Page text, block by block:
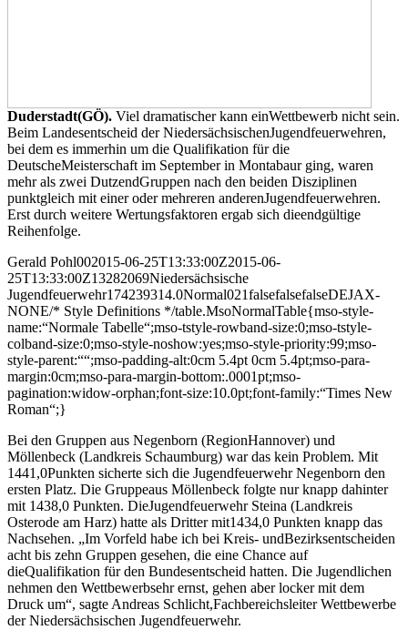
Duderstadt(GÖ). Viel dramatischer kann einWettbewerb nicht sein.
Beim Landesentscheid der NiedersächsischenJugendfeuerwehren,
bei dem es immerhin um die Qualifikation für die
DeutscheMeisterschaft im September in Montabaur ging, waren
mehr als zwei DutzendGruppen nach den beiden Disziplinen
punktgleich mit einer oder mehreren anderenJugendfeuerwehren.
Erst durch weitere Wertungsfaktoren ergab sich dieendgültige
Reihenfolge.
Gerald Pohl002015-06-25T13:33:00Z2015-06-
25T13:33:00Z13282069Niedersächsische
Jugendfeuerwehr174239314.0Normal021falsefalsefalseDEJAX-
NONE/* Style Definitions */table.MsoNormalTable{mso-style-
name:“Normale Tabelle“;mso-tstyle-rowband-size:0;mso-tstyle-
colband-size:0;mso-style-noshow:yes;mso-style-priority:99;mso-
style-parent:““;mso-padding-alt:0cm 5.4pt 0cm 5.4pt;mso-para-
margin:0cm;mso-para-margin-bottom:.0001pt;mso-
pagination:widow-orphan;font-size:10.0pt;font-family:“Times New
Roman“;}
Bei den Gruppen aus Negenborn (RegionHannover) und
Möllenbeck (Landkreis Schaumburg) war das kein Problem. Mit
1441,0Punkten sicherte sich die Jugendfeuerwehr Negenborn den
ersten Platz. Die Gruppeaus Möllenbeck folgte nur knapp dahinter
mit 1438,0 Punkten. DieJugendfeuerwehr Steina (Landkreis
Osterode am Harz) hatte als Dritter mit1434,0 Punkten knapp das
Nachsehen. „Im Vorfeld habe ich bei Kreis- undBezirksentscheiden
acht bis zehn Gruppen gesehen, die eine Chance auf
dieQualifikation für den Bundesentscheid hatten. Die Jugendlichen
nehmen den Wettbewerbsehr ernst, gehen aber locker mit dem
Druck um“, sagte Andreas Schlicht,Fachbereichsleiter Wettbewerbe
der Niedersächsischen Jugendfeuerwehr.